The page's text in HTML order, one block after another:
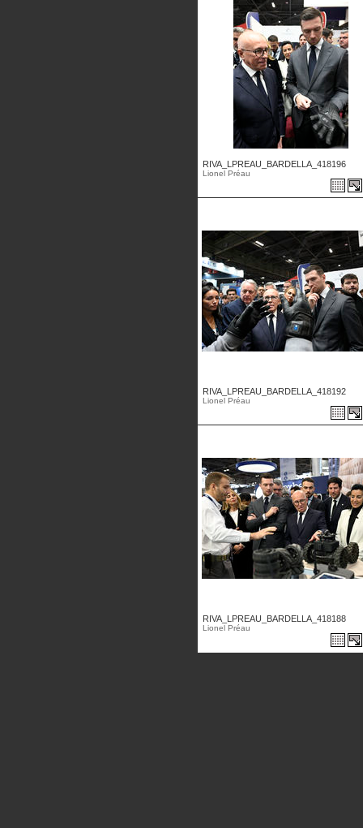
RIVA_LPREAU_BARDELLA_418196
Lionel Préau
RIVA_LPREAU_BARDELLA_418192
Lionel Préau
RIVA_LPREAU_BARDELLA_418188
Lionel Préau